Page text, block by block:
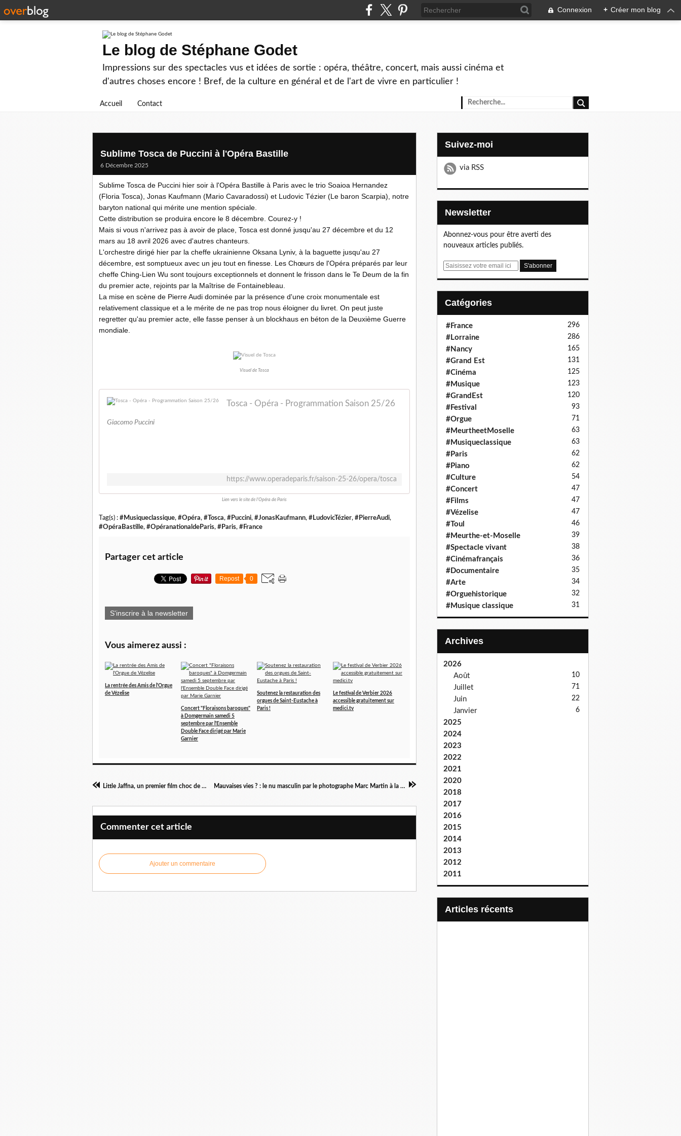
Connexion + Créer mon blog
Le blog de Stéphane Godet
Impressions sur des spectacles vus et idées de sortie : opéra, théâtre, concert, mais aussi cinéma et
d'autres choses encore ! Bref, de la culture en général et de l'art de vivre en particulier !
Accueil Contact
Sublime Tosca de Puccini à l'Opéra Bastille
6 Décembre 2025
Sublime Tosca de Puccini hier soir à l'Opéra Bastille à Paris avec le trio Soaioa Hernandez
(Floria Tosca), Jonas Kaufmann (Mario Cavaradossi) et Ludovic Tézier (Le baron Scarpia), notre
baryton national qui mérite une mention spéciale.
Cette distribution se produira encore le 8 décembre. Courez-y !
Mais si vous n'arrivez pas à avoir de place, Tosca est donné jusqu'au 27 décembre et du 12
mars au 18 avril 2026 avec d'autres chanteurs.
L'orchestre dirigé hier par la cheffe ukrainienne Oksana Lyniv, à la baguette jusqu'au 27
décembre, est somptueux avec un jeu tout en finesse. Les Chœurs de l'Opéra préparés par leur
cheffe Ching-Lien Wu sont toujours exceptionnels et donnent le frisson dans le Te Deum de la fin
du premier acte, rejoints par la Maîtrise de Fontainebleau.
La mise en scène de Pierre Audi dominée par la présence d'une croix monumentale est
relativement classique et a le mérite de ne pas trop nous éloigner du livret. On peut juste
regretter qu'au premier acte, elle fasse penser à un blockhaus en béton de la Deuxième Guerre
mondiale.
Visuel de Tosca
Tosca - Opéra - Programmation Saison 25/26
Giacomo Puccini
https://www.operadeparis.fr/saison-25-26/opera/tosca
Lien vers le site de l'Opéra de Paris
Tag(s) : #Musiqueclassique, #Opéra, #Tosca, #Puccini, #JonasKaufmann, #LudovicTézier, #PierreAudi,
#OpéraBastille, #OpéranationaldeParis, #Paris, #France
Partager cet article
Repost 0
S'inscrire à la newsletter
Vous aimerez aussi :
La rentrée des Amis de l'Orgue
de Vézelise
Concert "Floraisons baroques"
à Domgermain samedi 5
septembre par l'Ensemble
Double Face dirigé par Marie
Garnier
Soutenez la restauration des
orgues de Saint-Eustache à
Paris !
Le festival de Verbier 2026
accessible gratuitement sur
medici.tv
Little Jaffna, un premier film choc de Lawrence Valin Mauvaises vies ? : le nu masculin par le photographe Marc Martin à la galerie Obsession à Paris
Commenter cet article
Ajouter un commentaire
Suivez-moi
via RSS
Newsletter
Abonnez-vous pour être averti des
nouveaux articles publiés.
E
Catégories
#France 296
#Lorraine 286
#Nancy 165
#Grand Est 131
#Cinéma 125
#Musique 123
#GrandEst 120
#Festival 93
#Orgue 71
#MeurtheetMoselle 63
#Musiqueclassique 63
#Paris 62
#Piano 62
#Culture 54
#Concert 47
#Films 47
#Vézelise 47
#Toul 46
#Meurthe-et-Moselle 39
#Spectacle vivant 38
#Cinémafrançais 36
#Documentaire 35
#Arte 34
#Orguehistorique 32
#Musique classique 31
Archives
2026
Août
10
Juillet 71
Juin 22
Janvier 6
2025
2024
2023
2022
2021
2020
2018
2017
2016
2015
2014
2013
2012
2011
articles récents